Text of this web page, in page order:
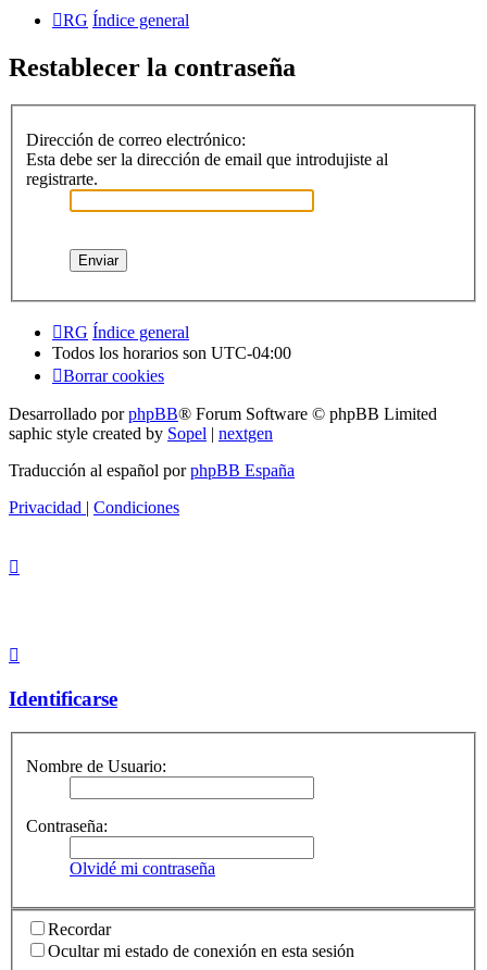
RG Índice general
Restablecer la contraseña
Dirección de correo electrónico:
Esta debe ser la dirección de email que introdujiste al
registrarte.
RG Índice general
Todos los horarios son UTC-04:00
Borrar cookies
Desarrollado porphpBB® Forum Software © phpBB Limited
saphic style created by Sopel | nextgen
Traducción al español porphpBB España
Privacidad | Condiciones
Identificarse
Nombre de Usuario:
Contraseña:
Olvidé mi contraseña
Recordar
Ocultar mi estado de conexión en esta sesión